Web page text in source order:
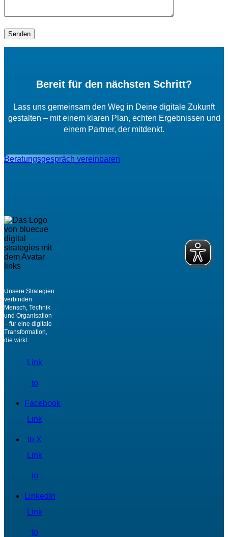
Bereit für den nächsten Schritt?
Lass uns gemeinsam den Weg in Deine digitale Zukunft
gestalten – mit einem klaren Plan, echten Ergebnissen und
einem Partner, der mitdenkt.
Beratungsgespräch vereinbaren
Unsere Strategien
verbinden
Mensch, Technik
und Organisation
– für eine digitale
Transformation,
die wirkt.
Link
to
Facebook
Link
to X
Link
to
LinkedIn
Link
to